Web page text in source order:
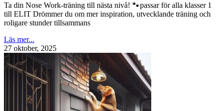
Ta din Nose Work-träning till nästa nivå! 🐾passar för alla klasser 1
till ELIT Drömmer du om mer inspiration, utvecklande träning och
roligare stunder tillsammans
Läs mer...
27 oktober, 2025